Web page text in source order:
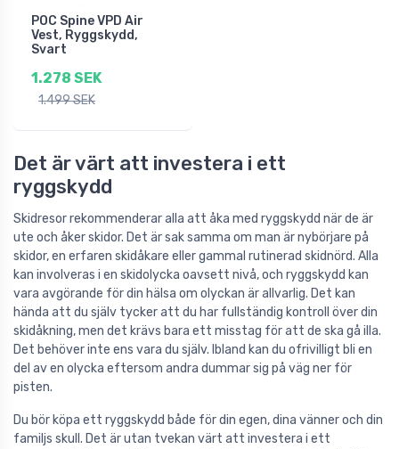
POC Spine VPD Air
Vest, Ryggskydd,
Svart
1.278 SEK
1.499 SEK
Det är värt att investera i ett
ryggskydd
Skidresor rekommenderar alla att åka med ryggskydd när de är
ute och åker skidor. Det är sak samma om man är nybörjare på
skidor, en erfaren skidåkare eller gammal rutinerad skidnörd. Alla
kan involveras i en skidolycka oavsett nivå, och ryggskydd kan
vara avgörande för din hälsa om olyckan är allvarlig. Det kan
hända att du själv tycker att du har fullständig kontroll över din
skidåkning, men det krävs bara ett misstag för att de ska gå illa.
Det behöver inte ens vara du själv. Ibland kan du ofrivilligt bli en
del av en olycka eftersom andra dummar sig på väg ner för
pisten.
Du bör köpa ett ryggskydd både för din egen, dina vänner och din
familjs skull. Det är utan tvekan värt att investera i ett